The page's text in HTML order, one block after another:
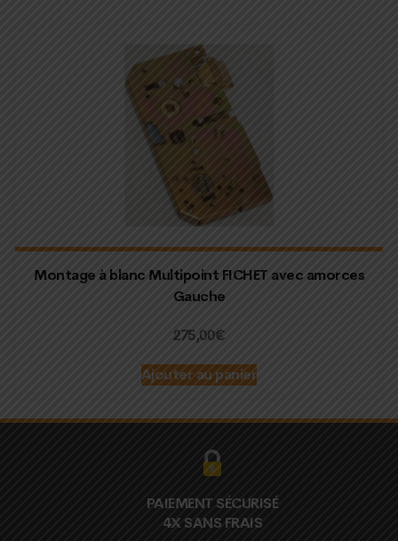
Montage à blanc Multipoint FICHET avec amorces
Gauche
275,00€
Ajouter au panier
PAIEMENT SÉCURISÉ
4X SANS FRAIS